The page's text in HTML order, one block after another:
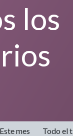
los
Este mes Todo el